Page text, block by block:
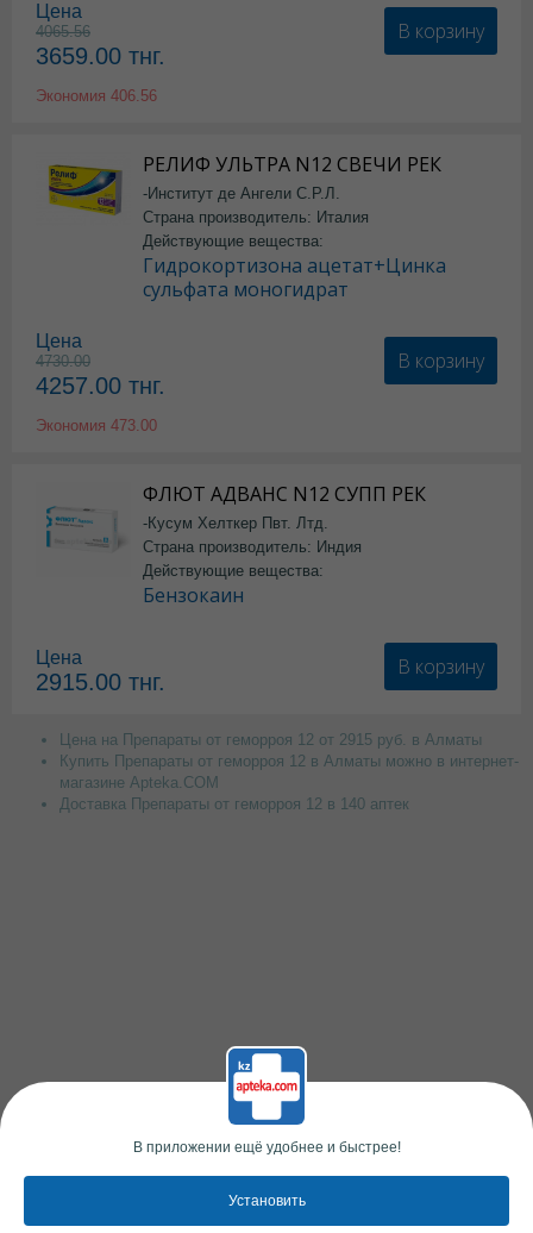
Цена
4065.56
3659.00 тнг.
Экономия 406.56
В корзину
РЕЛИФ УЛЬТРА N12 СВЕЧИ РЕК
-Институт де Ангели С.Р.Л.
Страна производитель: Италия
Действующие вещества:
Гидрокортизона ацетат+Цинка
сульфата моногидрат
Цена
4730.00
4257.00 тнг.
Экономия 473.00
В корзину
ФЛЮТ АДВАНС N12 СУПП РЕК
-Кусум Хелткер Пвт. Лтд.
Страна производитель: Индия
Действующие вещества:
Бензокаин
Цена
2915.00 тнг.
В корзину
Цена на Препараты от геморроя 12 от 2915 руб. в Алматы
Купить Препараты от геморроя 12 в Алматы можно в интернет-
магазине Apteka.COM
Доставка Препараты от геморроя 12 в 140 аптек
В приложении ещё удобнее и быстрее!
Установить